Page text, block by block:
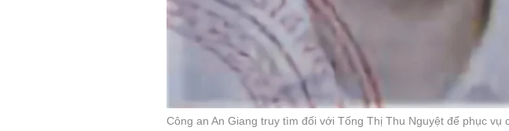
Công an An Giang truy tìm đối với Tống Thị Thu Nguyệt để phục vụ